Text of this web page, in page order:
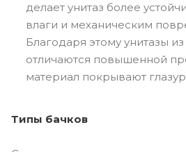
делает унитаз более
влаги и механическим
Благодаря этому унитазы
отличаются повышенной
материал покрывают
Типы бачков